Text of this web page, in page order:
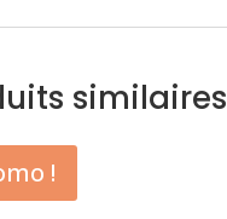
similaires
!